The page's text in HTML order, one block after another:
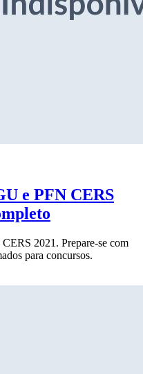
e PFN CERS
2021. Prepare-se com
para concursos.